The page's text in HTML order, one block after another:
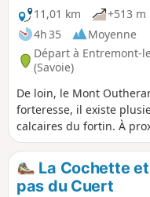
11,01 km
+513 m
4h 35
Moyenne
Départ à Entremont-
(Savoie)
De loin, le Mont
forteresse, il existe
calcaires du fortin. À
sentier raide permet
de l'ouvrage.
La Cochette
pas du Cuert